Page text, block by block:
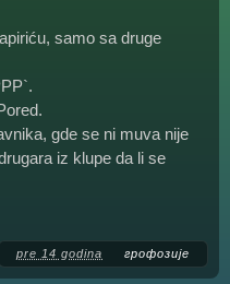
samo sa druge
gde se ni muva nije
iz klupe da li se
pre 14 godina грофозије